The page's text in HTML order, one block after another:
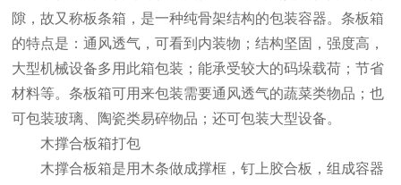
隙，故又称板条箱，是一种纯骨架结构的包装容器。条板箱
的特点是：通风透气，可看到内装物；结构坚固，强度高，
大型机械设备多用此箱包装；能承受较大的码垛载荷；节省
材料等。条板箱可用来包装需要通风透气的蔬菜类物品；也
可包装玻璃、陶瓷类易碎物品；还可包装大型设备。
木撑合板箱打包
木撑合板箱是用木条做成撑框，钉上胶合板，组成容器